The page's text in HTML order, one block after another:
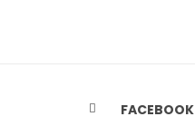
FACEBOOK